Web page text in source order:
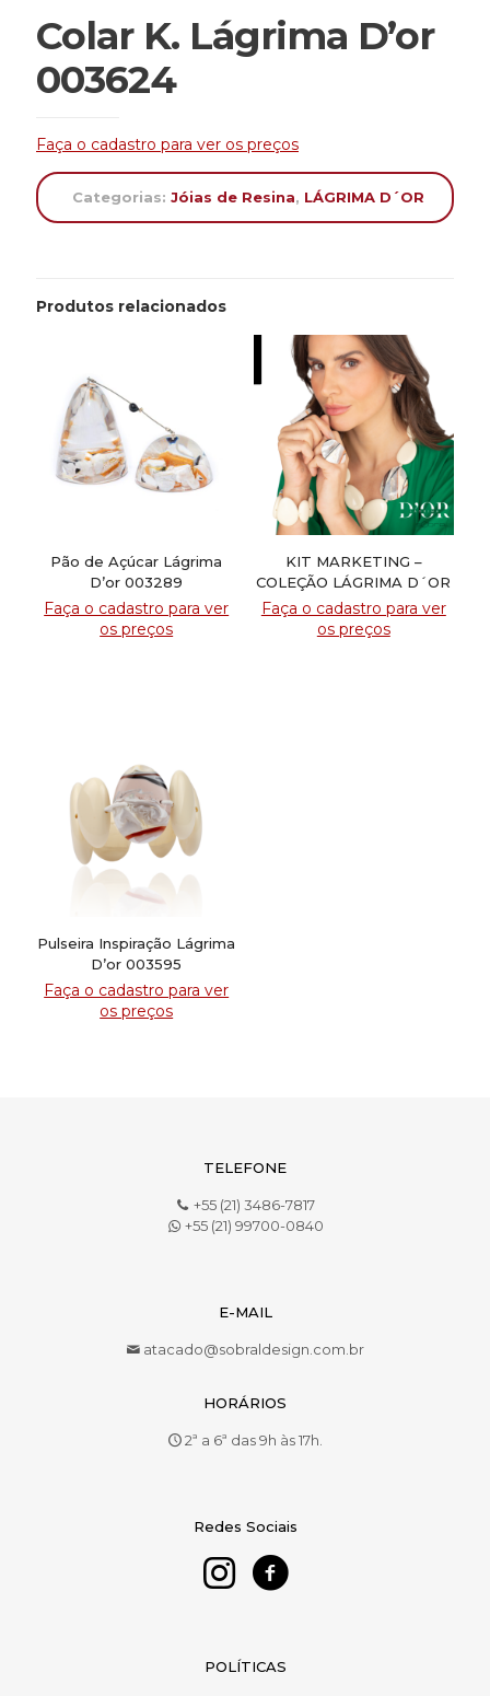
Colar K. Lágrima D’or
003624
Faça o cadastro para ver os preços
Categorias: Jóias de Resina, LÁGRIMA D´OR
Produtos relacionados
Pão de Açúcar Lágrima
D’or 003289
Faça o cadastro para ver
os preços
KIT MARKETING –
COLEÇÃO LÁGRIMA D´OR
Faça o cadastro para ver
os preços
Pulseira Inspiração Lágrima
D’or 003595
Faça o cadastro para ver
os preços
TELEFONE
+55 (21) 3486-7817
+55 (21) 99700-0840
E-MAIL
atacado@sobraldesign.com.br
HORÁRIOS
2ª a 6ª das 9h às 17h.
Redes Sociais
POLÍTICAS